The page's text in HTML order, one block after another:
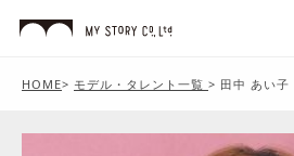
HOME> モデル・タレント一覧 > 田中 あい子